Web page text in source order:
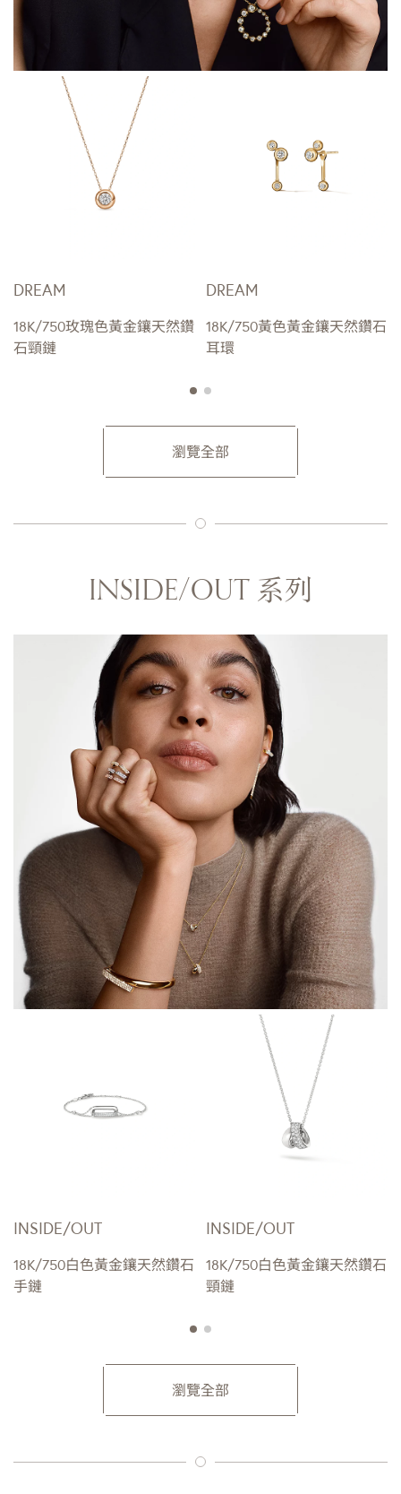
DREAM
18K/750玫瑰色黃金鑲天然鑽
石頸鏈
DREAM
18K/750黃色黃金鑲天然鑽石
耳環
瀏覽全部
INSIDE/OUT 系列
INSIDE/OUT
18K/750白色黃金鑲天然鑽石
手鏈
INSIDE/OUT
18K/750白色黃金鑲天然鑽石
頸鏈
瀏覽全部